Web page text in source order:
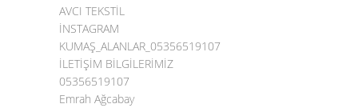
AVCI TEKSTİL
İNSTAGRAM
KUMAŞ_ALANLAR_05356519107
İLETİŞİM BİLGİLERİMİZ
05356519107
Emrah Ağcabay